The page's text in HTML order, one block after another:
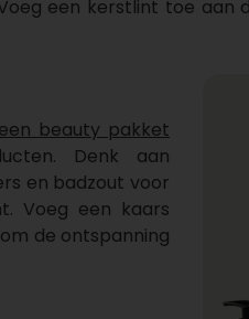
een kerstlint toe aan
een beauty pakket
Denk aan
en badzout voor
Voeg een kaars
de ontspanning